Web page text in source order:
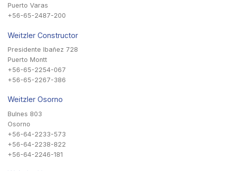
Puerto Varas
+56-65-2487-200
Weitzler Constructor
Presidente Ibañez 728
Puerto Montt
+56-65-2254-067
+56-65-2267-386
Weitzler Osorno
Bulnes 803
Osorno
+56-64-2233-573
+56-64-2238-822
+56-64-2246-181